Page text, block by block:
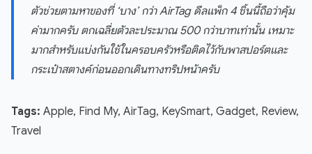
ตัวช่วยตามหาของที่ ‘บาง’ กว่า AirTag ดีลแพ็ก 4 ชิ้นนี้ถือว่าคุ้ม
ค่ามากครับ ตกเฉลี่ยตัวละประมาณ 500 กว่าบาทเท่านั้น เหมาะ
มากสำหรับแบ่งกันใช้ในครอบครัวหรือติดไว้กับพาสปอร์ตและ
กระเป๋าสตางค์ก่อนออกเดินทางทริปหน้าครับ
Tags: Apple, Find My, AirTag, KeySmart, Gadget, Review,
Travel